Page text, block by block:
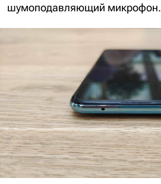
шумоподавляющий микрофон.